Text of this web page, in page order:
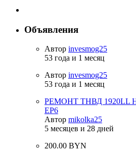
Объявления
Автор invesmog25
53 года и 1 месяц
Автор invesmog25
53 года и 1 месяц
РЕМОНТ ТНВД
ЕР6
Автор mikolka25
5 месяцев и 28 дней
200.00 BYN